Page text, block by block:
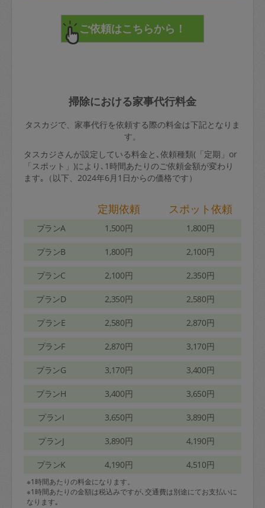
掃除における家事代行料金
タスカジで、家事代行を依頼する際の料金は下記となりま
す。
タスカジさんが設定している料金と､依頼種類(「定期」or
「スポット」)により､1時間あたりのご依頼金額が変わり
ます｡（以下、2024年6月1日からの価格です）
定期依頼 スポット依頼
プランA 1,500円 1,800円
プランB 1,800円 2,100円
プランC 2,100円 2,350円
プランD 2,350円 2,580円
プランE 2,580円 2,870円
プランF 2,870円 3,170円
プランG 3,170円 3,400円
プランH 3,400円 3,650円
プランI 3,650円 3,890円
プランJ 3,890円 4,190円
プランK 4,190円 4,510円
※1時間あたりの料金になります。
※1時間あたりの金額は税込みですが､交通費は別途にてお支払いに
なります｡